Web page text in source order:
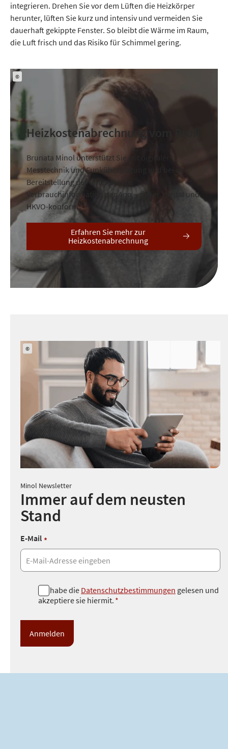
integrieren. Drehen Sie vor dem Lüften die Heizkörper
herunter, lüften Sie kurz und intensiv und vermeiden Sie
dauerhaft gekippte Fenster. So bleibt die Wärme im Raum,
die Luft frisch und das Risiko für Schimmel gering.
©
Heizkostenabrechnung vom Profi
Brunata Minol unterstützt Sie mit digitaler
Messtechnik und Funkübertragung und bei der
Bereitstellung der unterjährige
Verbrauchinformation per App – sicher, digital und
HKVO-konform.
Erfahren Sie mehr zur
Heizkostenabrechnung
©
Minol Newsletter
Immer auf dem neusten
Stand
E-Mail *
h
Ich habe die Datenschutzbestimmungen gelesen und
akzeptiere sie hiermit. *